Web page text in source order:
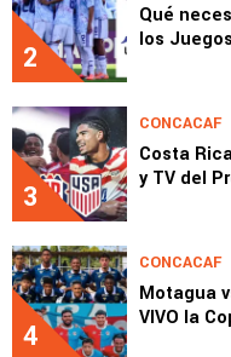
2
Qué
los
3
CONCACAF
Costa
y TV del
4
CONCACAF
Motagua
VIVO la